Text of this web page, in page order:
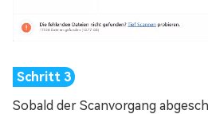
Sobald der Scanvorgang